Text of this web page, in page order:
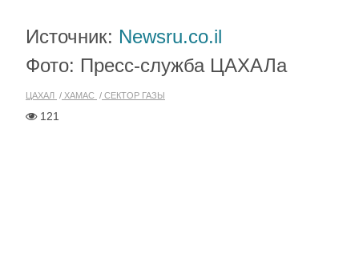
Источник: Newsru.co.il
Фото: Пресс-служба ЦАХАЛа
ЦАХАЛ ХАМАС СЕКТОР ГАЗЫ
121